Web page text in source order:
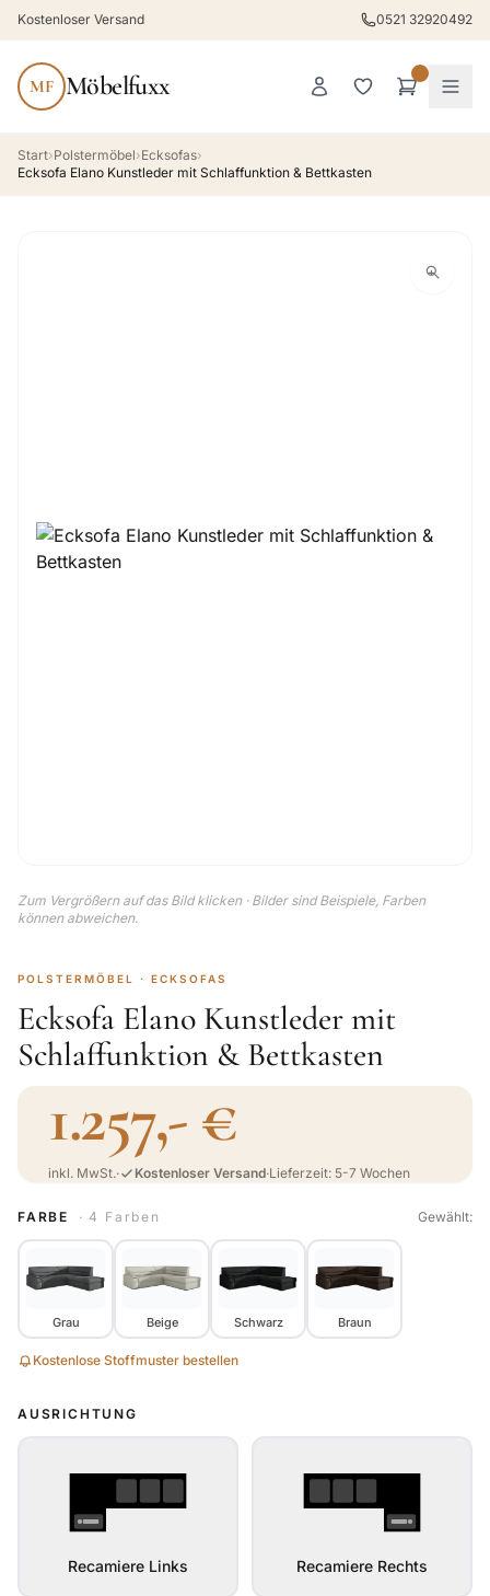
Kostenloser Versand 0521 32920492
MF Möbelfuxx
Start›Polstermöbel›Ecksofas›
Ecksofa Elano Kunstleder mit Schlaffunktion & Bettkasten
Zum Vergrößern auf das Bild klicken · Bilder sind Beispiele, Farben
können abweichen.
POLSTERMÖBEL · ECKSOFAS
Ecksofa Elano Kunstleder mit
Schlaffunktion & Bettkasten
1.257,- €
inkl. MwSt.· Kostenloser Versand·Lieferzeit: 5-7 Wochen
FARBE · 4 Farben Gewählt:
Grau Beige Schwarz Braun
Kostenlose Stoffmuster bestellen
AUSRICHTUNG
Recamiere Links Recamiere Rechts